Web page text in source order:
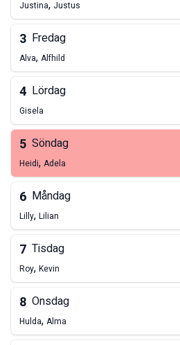
Justina, Justus
3 Fredag
Alva, Alfhild
4 Lördag
Gisela
5 Söndag
Heidi, Adela
6 Måndag
Lilly, Lilian
7 Tisdag
Roy, Kevin
8 Onsdag
Hulda, Alma